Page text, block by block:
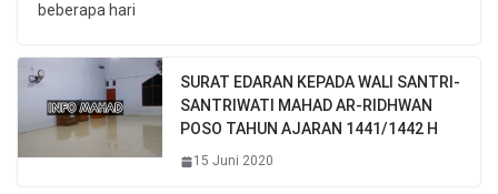
beberapa hari
SURAT EDARAN KEPADA WALI SANTRI-
SANTRIWATI MAHAD AR-RIDHWAN
POSO TAHUN AJARAN 1441/1442 H
15 Juni 2020